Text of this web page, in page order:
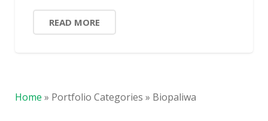
READ MORE
Home » Portfolio Categories » Biopaliwa